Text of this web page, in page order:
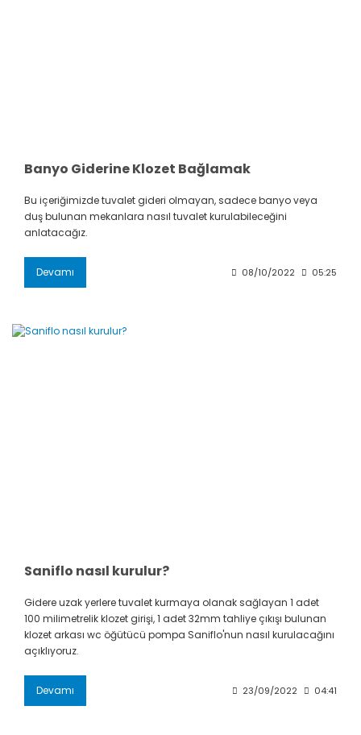
Banyo Giderine Klozet Bağlamak
Bu içeriğimizde tuvalet gideri olmayan, sadece banyo veya
duş bulunan mekanlara nasıl tuvalet kurulabileceğini
anlatacağız.
Devamı 08/10/2022 05:25
Saniflo nasıl kurulur?
Gidere uzak yerlere tuvalet kurmaya olanak sağlayan 1 adet
100 milimetrelik klozet girişi, 1 adet 32mm tahliye çıkışı bulunan
klozet arkası wc öğütücü pompa Saniflo'nun nasıl kurulacağını
açıklıyoruz.
Devamı 23/09/2022 04:41